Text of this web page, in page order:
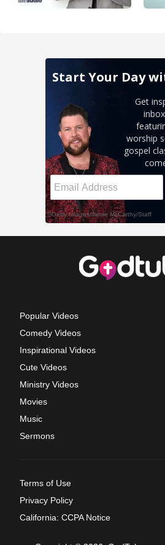
Popular Videos
Comedy Videos
Inspirational Videos
Cute Videos
Ministry Videos
Movies
Music
Sermons
Terms of Use
Privacy Policy
California: CCPA Notice